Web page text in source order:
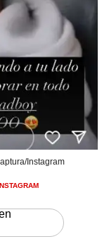
Instagram